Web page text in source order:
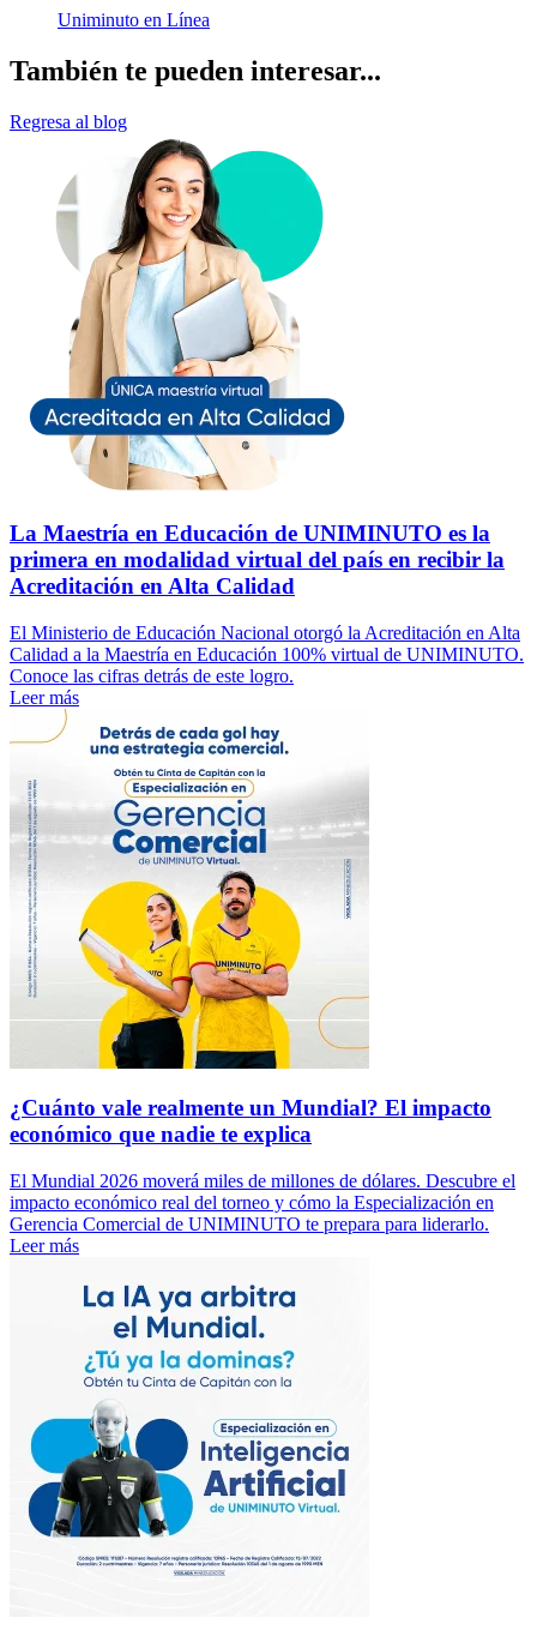
Uniminuto en Línea
También te pueden interesar...
Regresa al blog
La Maestría en Educación de UNIMINUTO es la
primera en modalidad virtual del país en recibir la
Acreditación en Alta Calidad
El Ministerio de Educación Nacional otorgó la Acreditación en Alta
Calidad a la Maestría en Educación 100% virtual de UNIMINUTO.
Conoce las cifras detrás de este logro.
Leer más
¿Cuánto vale realmente un Mundial? El impacto
económico que nadie te explica
El Mundial 2026 moverá miles de millones de dólares. Descubre el
impacto económico real del torneo y cómo la Especialización en
Gerencia Comercial de UNIMINUTO te prepara para liderarlo.
Leer más